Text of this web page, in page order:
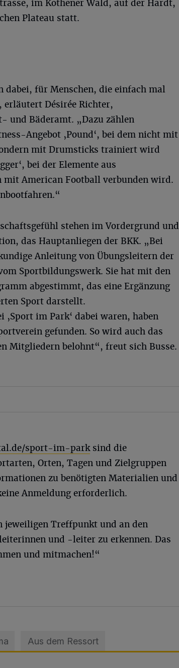
im Kothener Wald, auf der Hardt,
Plateau statt.
dabei, für Menschen, die einfach mal
erläutert Désirée Richter,
und Bäderamt. „Dazu zählen
Angebot ‚Pound‘, bei dem nicht mit
mit Drumsticks trainiert wird
bei der Elemente aus
American Football verbunden wird.
stehen im Vordergrund und
das Hauptanliegen der BKK. „Bei
Anleitung von Übungsleitern der
Sportbildungswerk. Sie hat mit den
abgestimmt, das eine Ergänzung
Sport darstellt.
‚Sport im Park‘ dabei waren, haben
gefunden. So wird auch das
Mitgliedern belohnt“, freut sich Busse.
sport-im-parksind die
Orten, Tagen und Zielgruppen
zu benötigten Materialien und
Anmeldung erforderlich.
jeweiligen Treffpunkt und an den
und -leiter zu erkennen. Das
und mitmachen!“
Aus dem Ressort